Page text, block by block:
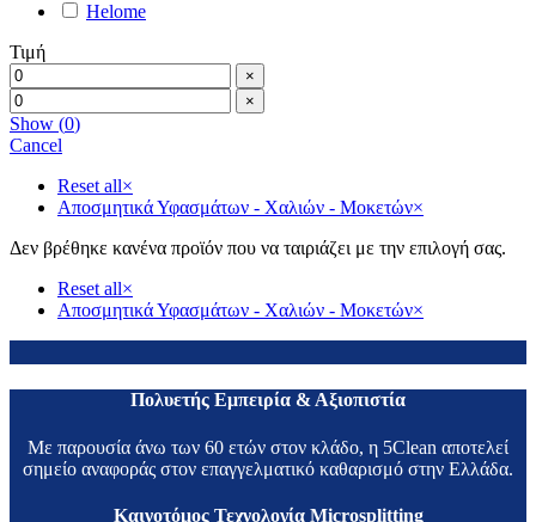
Helome
Τιμή
×
×
Show (0)
Cancel
Reset all×
Αποσμητικά Υφασμάτων - Χαλιών - Μοκετών×
Δεν βρέθηκε κανένα προϊόν που να ταιριάζει με την επιλογή σας.
Reset all×
Αποσμητικά Υφασμάτων - Χαλιών - Μοκετών×
Πολυετής Εμπειρία & Αξιοπιστία
Με παρουσία άνω των 60 ετών στον κλάδο, η 5Clean αποτελεί
σημείο αναφοράς στον επαγγελματικό καθαρισμό στην Ελλάδα.
Καινοτόμος Τεχνολογία Microsplitting